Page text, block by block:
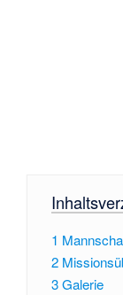
1
2
3Galerie